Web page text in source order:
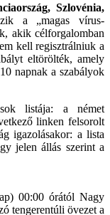
Szlovénia,
a „magas vírus-
akik célforgalomban
kell regisztrálniuk a
eltörölték, amely
napnak a szabályok
listája: a német
linken felsorolt
igazolásakor: a lista
jelen állás szerint a
00:00 órától Nagy
tengerentúli övezet a